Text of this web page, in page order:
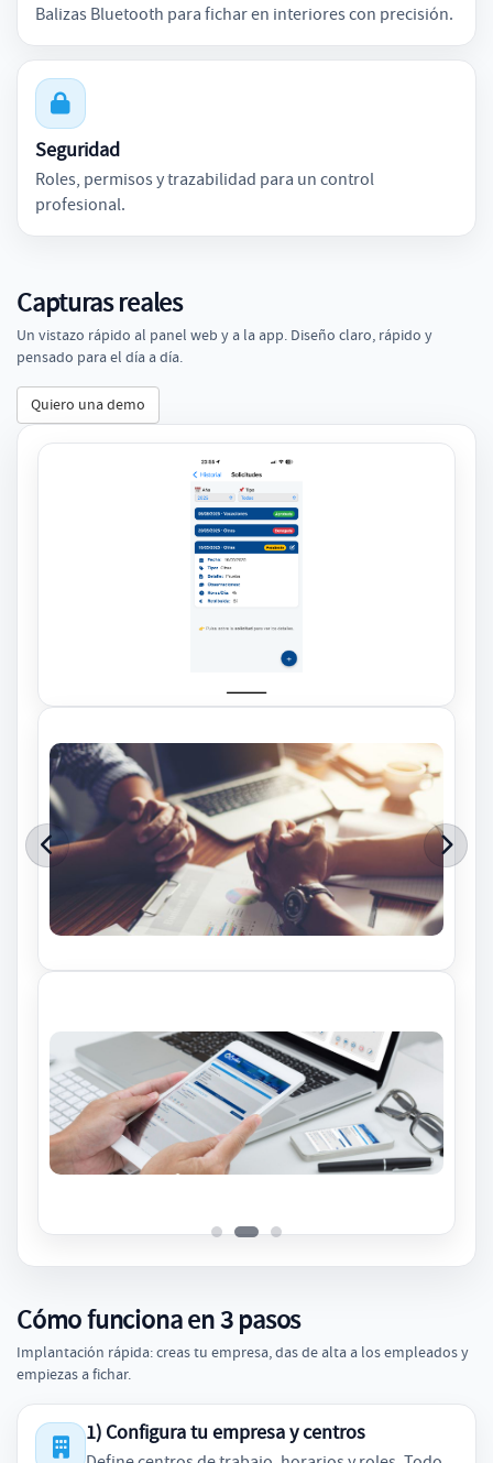
Balizas Bluetooth para fichar en interiores con precisión.
Seguridad
Roles, permisos y trazabilidad para un control
profesional.
Capturas reales
Un vistazo rápido al panel web y a la app. Diseño claro, rápido y
pensado para el día a día.
Quiero una demo
Anterior
Cómo funciona en 3 pasos
Implantación rápida: creas tu empresa, das de alta a los empleados y
empiezas a fichar.
1) Configura tu empresa y centros